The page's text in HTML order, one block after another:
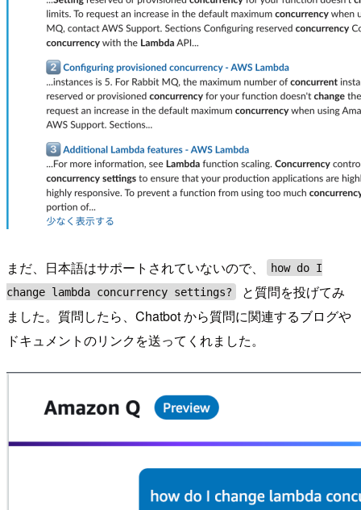
まだ、日本語はサポートされていないので、
how do I
change lambda concurrency settings?
と質問を投げてみ
ました。質問したら、Chatbot から質問に関連するブログや
ドキュメントのリンクを送ってくれました。